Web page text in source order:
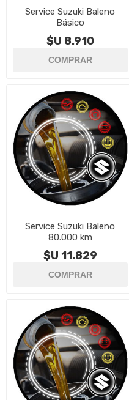
Service Suzuki Baleno
Básico
$U 8.910
Service Suzuki Baleno
80.000 km
$U 11.829